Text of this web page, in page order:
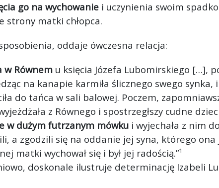
go na wychowanie i uczynienia swoim
strony matki chłopca.
oddaje ówczesna relacja:
w Równem u księcia Józefa Lubomirskiego […],
na kanapie karmiła ślicznego swego synka,
do tańca w sali balowej. Poczem,
z Równego i spostrzegłszy cudne
w dużym futrzanym mówku i wyjechała z nim
a zgodzili się na oddanie jej syna, którego
matki wychował się i był jej radością.”¹
doskonale ilustruje determinację Izabeli